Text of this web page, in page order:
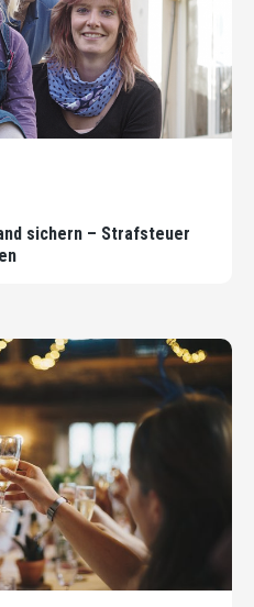
sichern – Strafsteuer